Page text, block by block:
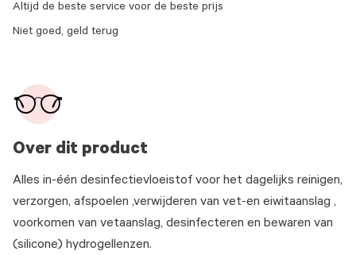
Over dit product
Alles in-één desinfectievloeistof voor het dagelijks reinigen,
verzorgen, afspoelen ,verwijderen van vet-en eiwitaanslag ,
voorkomen van vetaanslag, desinfecteren en bewaren van
(silicone) hydrogellenzen.
Altijd de beste service voor de beste prijs
Niet goed, geld terug